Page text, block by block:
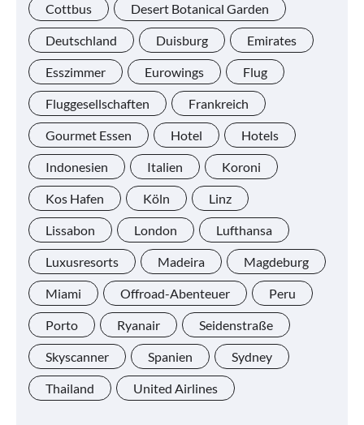
Cottbus Desert Botanical Garden
Deutschland Duisburg Emirates
Esszimmer Eurowings Flug
Fluggesellschaften Frankreich
Gourmet Essen Hotel Hotels
Indonesien Italien Koroni
Kos Hafen Köln Linz
Lissabon London Lufthansa
Luxusresorts Madeira Magdeburg
Miami Offroad-Abenteuer Peru
Porto Ryanair Seidenstraße
Skyscanner Spanien Sydney
Thailand United Airlines